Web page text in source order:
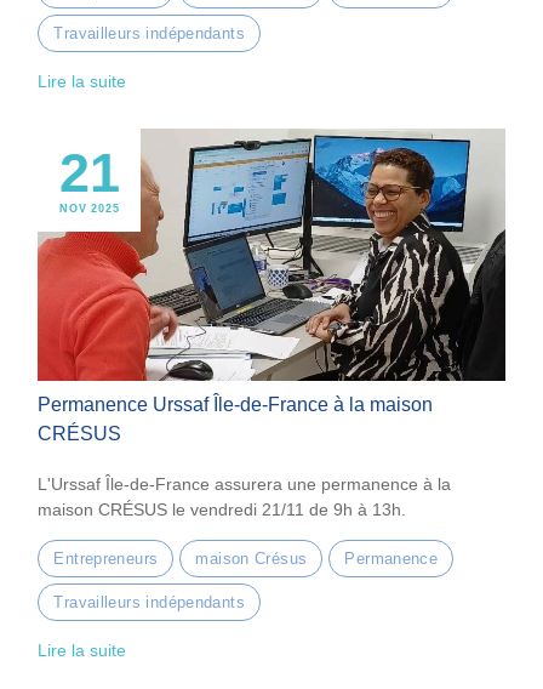
Travailleurs indépendants
Lire la suite
21
NOV 2025
Permanence Urssaf Île-de-France à la maison
CRÉSUS
L'Urssaf Île-de-France assurera une permanence à la
maison CRÉSUS le vendredi 21/11 de 9h à 13h.
Entrepreneurs maison Crésus Permanence
Travailleurs indépendants
Lire la suite